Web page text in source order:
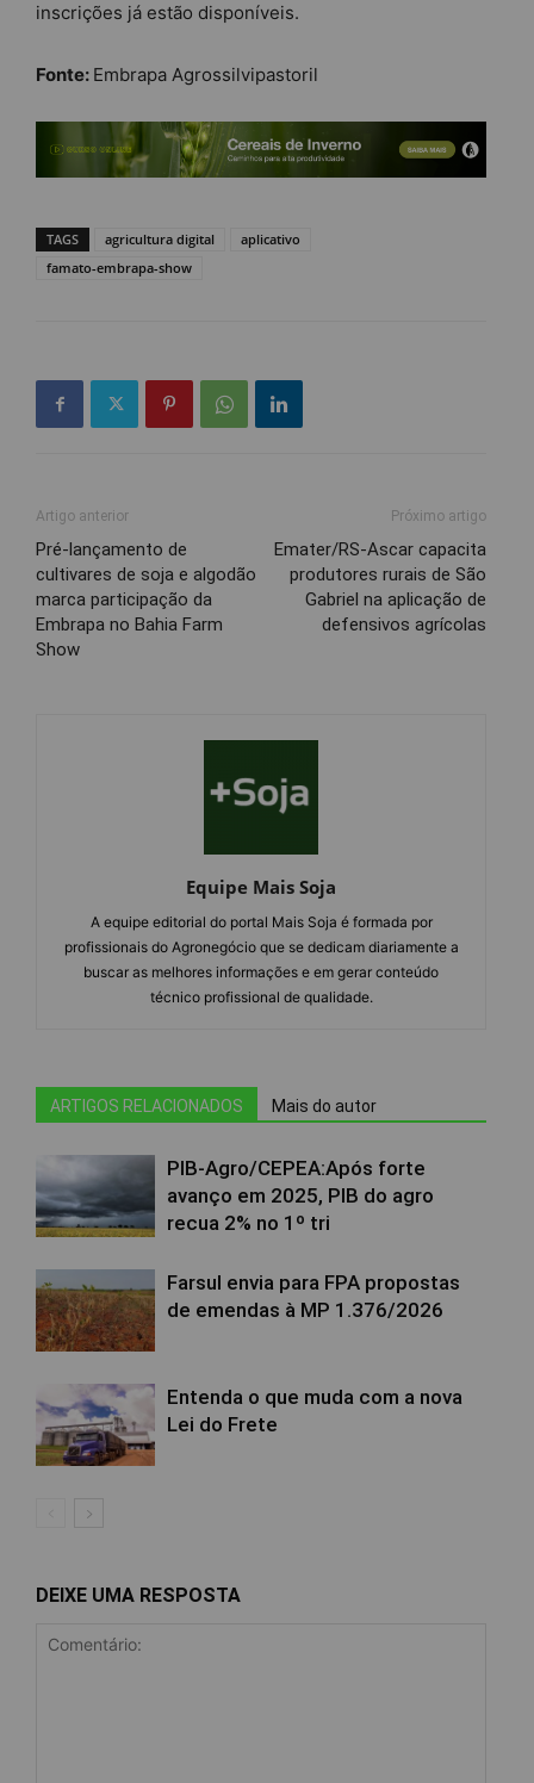
inscrições já estão disponíveis.
Fonte: Embrapa Agrossilvipastoril
TAGS agricultura digital
aplicativo
famato-embrapa-show
Artigo anterior
Pré-lançamento de
cultivares de soja e algodão
marca participação da
Embrapa no Bahia Farm
Show
Próximo artigo
Emater/RS-Ascar capacita
produtores rurais de São
Gabriel na aplicação de
defensivos agrícolas
Equipe Mais Soja
A equipe editorial do portal Mais Soja é formada por
profissionais do Agronegócio que se dedicam diariamente a
buscar as melhores informações e em gerar conteúdo
técnico profissional de qualidade.
ARTIGOS RELACIONADOS Mais do autor
PIB-Agro/CEPEA:Após forte
avanço em 2025, PIB do agro
recua 2% no 1º tri
Farsul envia para FPA propostas
de emendas à MP 1.376/2026
Entenda o que muda com a nova
Lei do Frete
DEIXE UMA RESPOSTA